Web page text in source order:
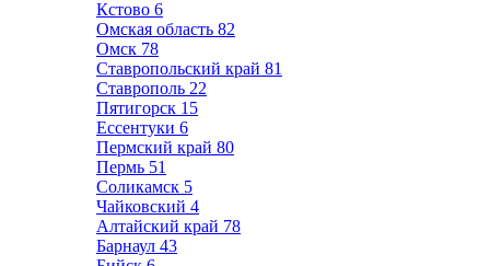
Кстово 6
Омская область 82
Омск 78
Ставропольский край 81
Ставрополь 22
Пятигорск 15
Ессентуки 6
Пермский край 80
Пермь 51
Соликамск 5
Чайковский 4
Алтайский край 78
Барнаул 43